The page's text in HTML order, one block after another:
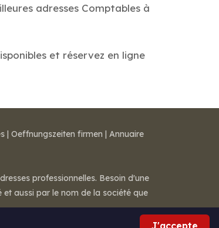
adresses Comptables à
et réservez en ligne
J'accepte
| Oeffnungszeiten firmen | Annuaire
professionnelles. Besoin d'une
et aussi par le nom de la société que